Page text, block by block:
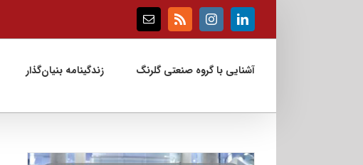
LinkedIn
Instagram
Rss
Email
آشنایی با گروه صنعتی گلرنگ زندگینامه بنیان‌گذار